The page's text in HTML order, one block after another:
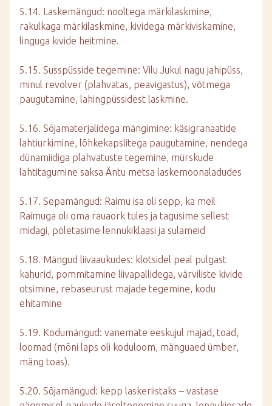
5.14. Laskemängud: nooltega märkilaskmine,
rakulkaga märkilaskmine, kividega märkiviskamine,
linguga kivide heitmine.
5.15. Susspüsside tegemine: Vilu Jukul nagu jahipüss,
minul revolver (plahvatas, peavigastus), võtmega
paugutamine, lahingpüssidest laskmine.
5.16. Sõjamaterjalidega mängimine: käsigranaatide
lahtiurkimine, lõhkekapslitega paugutamine, nendega
dünamiidiga plahvatuste tegemine, mürskude
lahtitagumine saksa Äntu metsa laskemoonaladudes
5.17. Sepamängud: Raimu isa oli sepp, ka meil
Raimuga oli oma rauaork tules ja tagusime sellest
midagi, põletasime lennukiklaasi ja sulameid
5.18. Mängud liivaaukudes: klotsidel peal pulgast
kahurid, pommitamine liivapallidega, värviliste kivide
otsimine, rebaseurust majade tegemine, kodu
ehitamine
5.19. Kodumängud: vanemate eeskujul majad, toad,
loomad (mõni laps oli koduloom, mänguaed ümber,
mäng toas).
5.20. Sõjamängud: kepp laskeriistaks – vastase